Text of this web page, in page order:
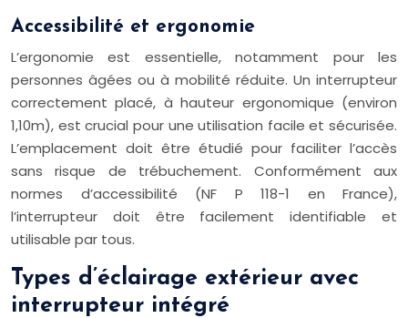
Accessibilité et ergonomie
L’ergonomie est essentielle, notamment pour les
personnes âgées ou à mobilité réduite. Un interrupteur
correctement placé, à hauteur ergonomique (environ
1,10m), est crucial pour une utilisation facile et sécurisée.
L’emplacement doit être étudié pour faciliter l’accès
sans risque de trébuchement. Conformément aux
normes d’accessibilité (NF P 118-1 en France),
l’interrupteur doit être facilement identifiable et
utilisable par tous.
Types d’éclairage extérieur avec
interrupteur intégré